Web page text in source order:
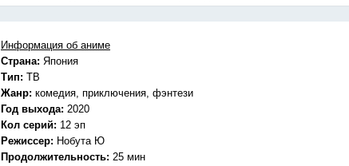
Информация об аниме
Страна: Япония
Тип: ТВ
Жанр: комедия, приключения, фэнтези
Год выхода: 2020
Кол серий: 12 эп
Режиссер: Нобута Ю
Продолжительность: 25 мин